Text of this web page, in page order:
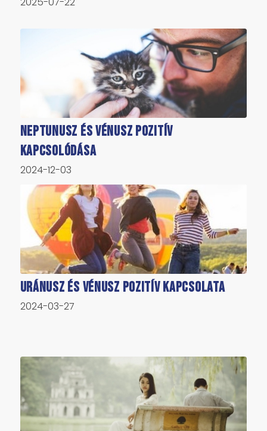
Neptunusz és Vénusz pozitív
kapcsolódása
2024-12-03
Uránusz és Vénusz pozitív kapcsolata
2024-03-27